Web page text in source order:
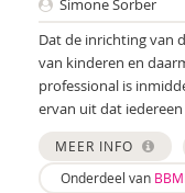
Simone Sorber
Dat de inrichting van
van kinderen en
professional is
ervan uit dat
MEER INFO
Onderdeel van